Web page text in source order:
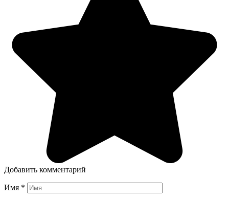
Добавить комментарий
Имя *